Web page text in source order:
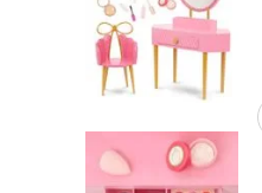
Muñecas
Construcción
Peluches
Vehículos y Pistas